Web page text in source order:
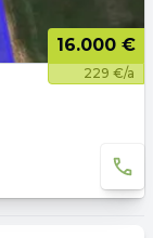
16.000 €
229 €/a